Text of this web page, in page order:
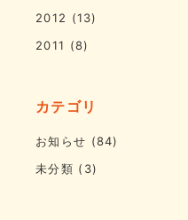
2012 (13)
2011 (8)
カテゴリ
お知らせ (84)
未分類 (3)